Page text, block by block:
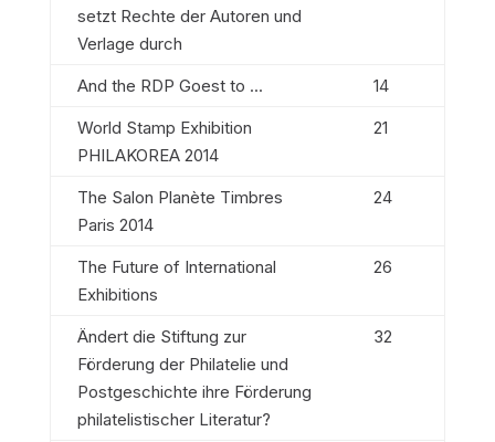
setzt Rechte der Autoren und
Verlage durch
And the RDP Goest to ...
14
World Stamp Exhibition
PHILAKOREA 2014
21
The Salon Planète Timbres
Paris 2014
24
The Future of International
Exhibitions
26
Ändert die Stiftung zur
Förderung der Philatelie und
Postgeschichte ihre Förderung
philatelistischer Literatur?
32